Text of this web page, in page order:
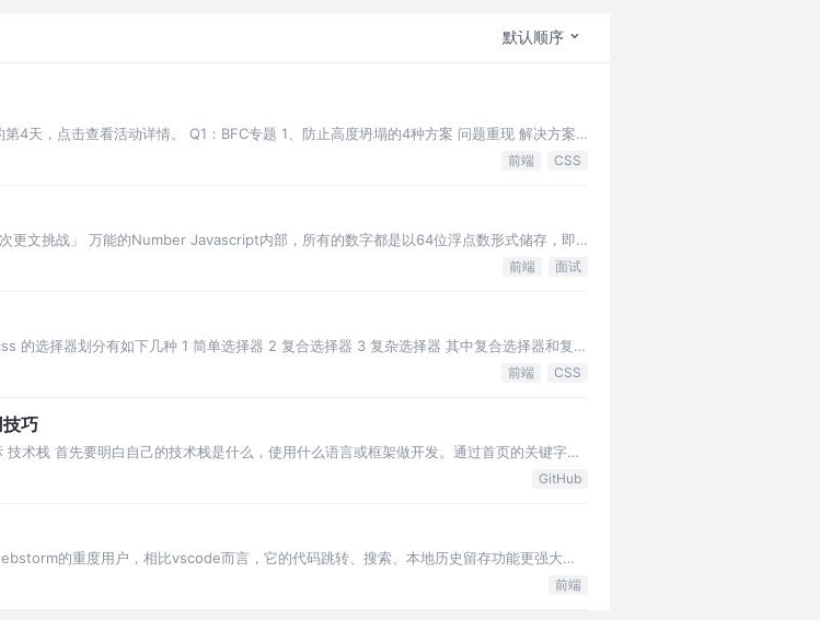
默认顺序
4天，点击查看活动详情。 Q1：BFC专题 1、防止高度坍塌的4种方案 问题重现 解决方案
前端 CSS
更文挑战」 万能的Number Javascript内部，所有的数字都是以64位浮点数形式储存，即
前端 面试
的选择器划分有如下几种 1 简单选择器 2 复合选择器 3 复杂选择器 其中复合选择器和复杂
前端 CSS
巧
术栈 首先要明白自己的技术栈是什么，使用什么语言或框架做开发。通过首页的关键字搜
GitHub
的重度用户，相比vscode而言，它的代码跳转、搜索、本地历史留存功能更强大。
前端